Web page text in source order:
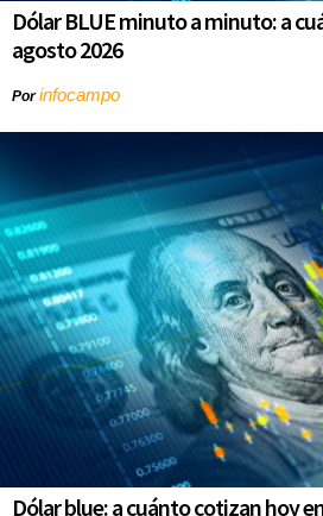
Dólar BLUE minuto a minuto: a
agosto 2026
Porinfocampo
Dólar blue: a cuánto cotizan hoy